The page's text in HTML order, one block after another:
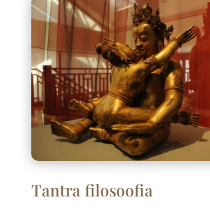
Tantra filosoofia